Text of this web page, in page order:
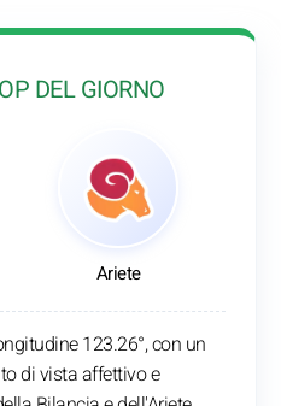
DEL GIORNO
Ariete
123.26°, con un
di vista affettivo e